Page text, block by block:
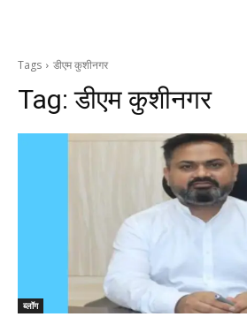
Tags डीएम कुशीनगर
Tag:डीएम कुशीनगर
ब्लॉग